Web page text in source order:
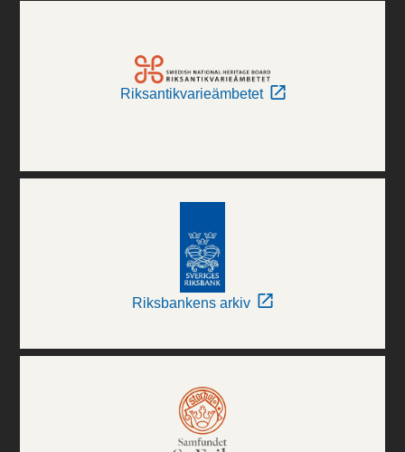
Riksantikvarieämbetet
Riksbankens arkiv